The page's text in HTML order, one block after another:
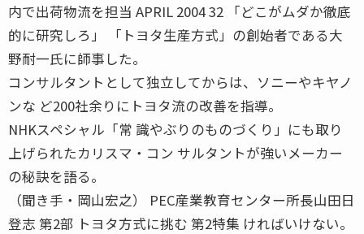
内で出荷物流を担当 APRIL 2004 32 「どこがムダか徹底
的に研究しろ」 「トヨタ生産方式」の創始者である大
野耐一氏に師事した。
コンサルタントとして独立してからは、ソニーやキヤノ
ンな ど200社余りにトヨタ流の改善を指導。
NHKスペシャル「常 識やぶりのものづくり」にも取り
上げられたカリスマ・コン サルタントが強いメーカー
の秘訣を語る。
（聞き手・岡山宏之） PEC産業教育センター所長山田日
登志 第2部 トヨタ方式に挑む 第2特集 ければいけない。